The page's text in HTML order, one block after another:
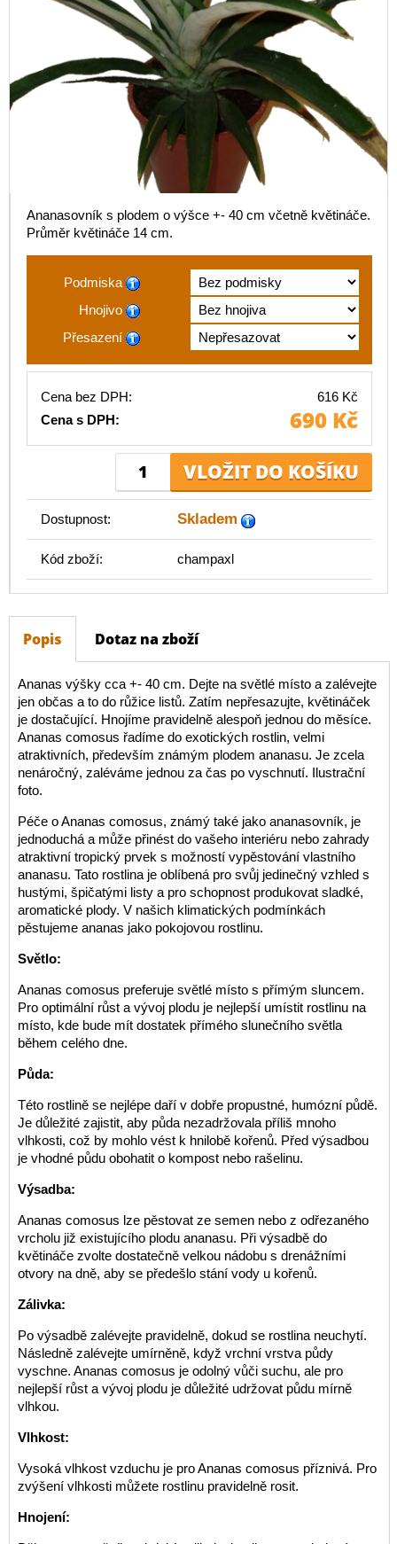
Ananasovník s plodem o výšce +- 40 cm včetně květináče.
Průměr květináče 14 cm.
Podmiska
Hnojivo
Přesazení
Cena bez DPH:
616 Kč
Cena s DPH:
690 Kč
Dostupnost: Skladem
Kód zboží: champaxl
Popis Dotaz na zboží
Ananas výšky cca +- 40 cm. Dejte na světlé místo a zalévejte
jen občas a to do růžice listů. Zatím nepřesazujte, květináček
je dostačující. Hnojíme pravidelně alespoň jednou do měsíce.
Ananas comosus řadíme do exotických rostlin, velmi
atraktivních, především známým plodem ananasu. Je zcela
nenáročný, zaléváme jednou za čas po vyschnutí. Ilustrační
foto.
Péče o Ananas comosus, známý také jako ananasovník, je
jednoduchá a může přinést do vašeho interiéru nebo zahrady
atraktivní tropický prvek s možností vypěstování vlastního
ananasu. Tato rostlina je oblíbená pro svůj jedinečný vzhled s
hustými, špičatými listy a pro schopnost produkovat sladké,
aromatické plody. V našich klimatických podmínkách
pěstujeme ananas jako pokojovou rostlinu.
Světlo:
Ananas comosus preferuje světlé místo s přímým sluncem.
Pro optimální růst a vývoj plodu je nejlepší umístit rostlinu na
místo, kde bude mít dostatek přímého slunečního světla
během celého dne.
Půda:
Této rostlině se nejlépe daří v dobře propustné, humózní půdě.
Je důležité zajistit, aby půda nezadržovala příliš mnoho
vlhkosti, což by mohlo vést k hnilobě kořenů. Před výsadbou
je vhodné půdu obohatit o kompost nebo rašelinu.
Výsadba:
Ananas comosus lze pěstovat ze semen nebo z odřezaného
vrcholu již existujícího plodu ananasu. Při výsadbě do
květináče zvolte dostatečně velkou nádobu s drenážními
otvory na dně, aby se předešlo stání vody u kořenů.
Zálivka:
Po výsadbě zalévejte pravidelně, dokud se rostlina neuchytí.
Následně zalévejte umírněně, když vrchní vrstva půdy
vyschne. Ananas comosus je odolný vůči suchu, ale pro
nejlepší růst a vývoj plodu je důležité udržovat půdu mírně
vlhkou.
Vlhkost:
Vysoká vlhkost vzduchu je pro Ananas comosus příznivá. Pro
zvýšení vlhkosti můžete rostlinu pravidelně rosit.
Hnojení: